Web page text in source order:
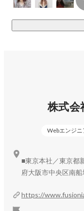
株式
Webエンジニ
https://
■東京本社／東京
府大阪市中央区南